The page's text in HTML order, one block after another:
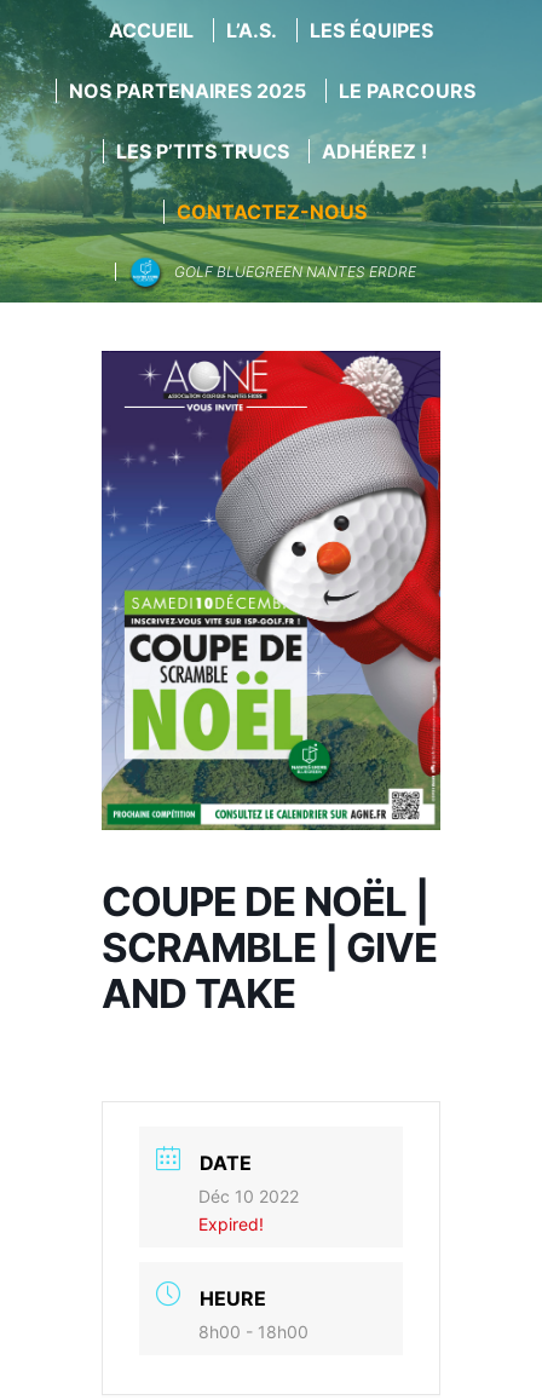
ACCUEIL L’A.S. LES ÉQUIPES
NOS PARTENAIRES 2025 LE PARCOURS
LES P’TITS TRUCS ADHÉREZ !
CONTACTEZ-NOUS
GOLF BLUEGREEN NANTES ERDRE
COUPE DE NOËL |
SCRAMBLE | GIVE
AND TAKE
DATE
Déc 10 2022
Expired!
HEURE
8h00 - 18h00